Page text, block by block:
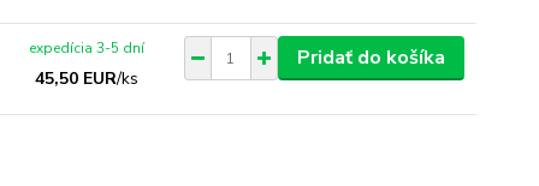
45,50 EUR/ks
expedícia 3-5 dní Pridať do košíka